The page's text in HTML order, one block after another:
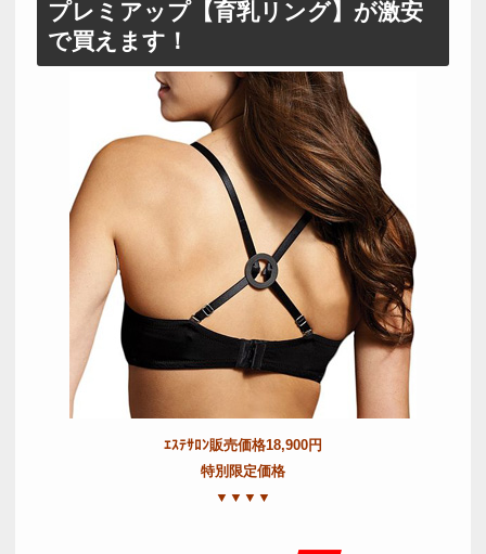
プレミアップ【育乳リング】が激安
で買えます！
ｴｽﾃｻﾛﾝ販売価格18,900円
特別限定価格
▼▼▼▼